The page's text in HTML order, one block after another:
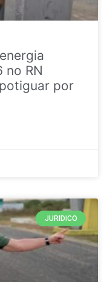
no RN
por
JURIDICO